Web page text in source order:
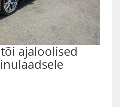
ajaloolised